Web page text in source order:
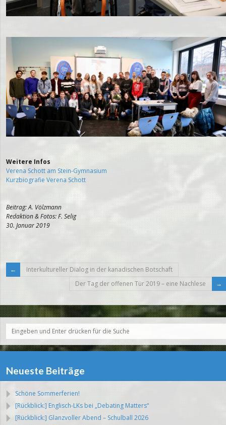
Weitere Infos
Verena Schott am Stein-Gymnasium
Kurzbiografie Verena Schott
Beitrag: A. Völzmann
Redaktion & Fotos: F. Selig
30. Januar 2019
Interkultureller Dialog in der kanadischen Botschaft
Der Tag der offenen Tür 2019 – eine Nachlese
Neueste Beiträge
Schöne Sommerferien!
[Rückblick:] Englisch-LKs bei „Debating Matters“
[Rückblick:] Glanzvoller Abend – Schulball 2026